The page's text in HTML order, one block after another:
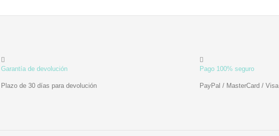
Garantía de devolución
Plazo de 30 días para devolución
Pago 100% seguro
PayPal / MasterCard / Visa